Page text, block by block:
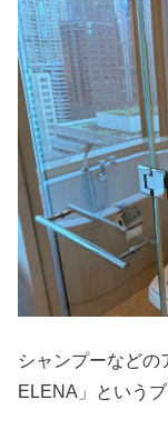
シャンプーなど
ELENA」という